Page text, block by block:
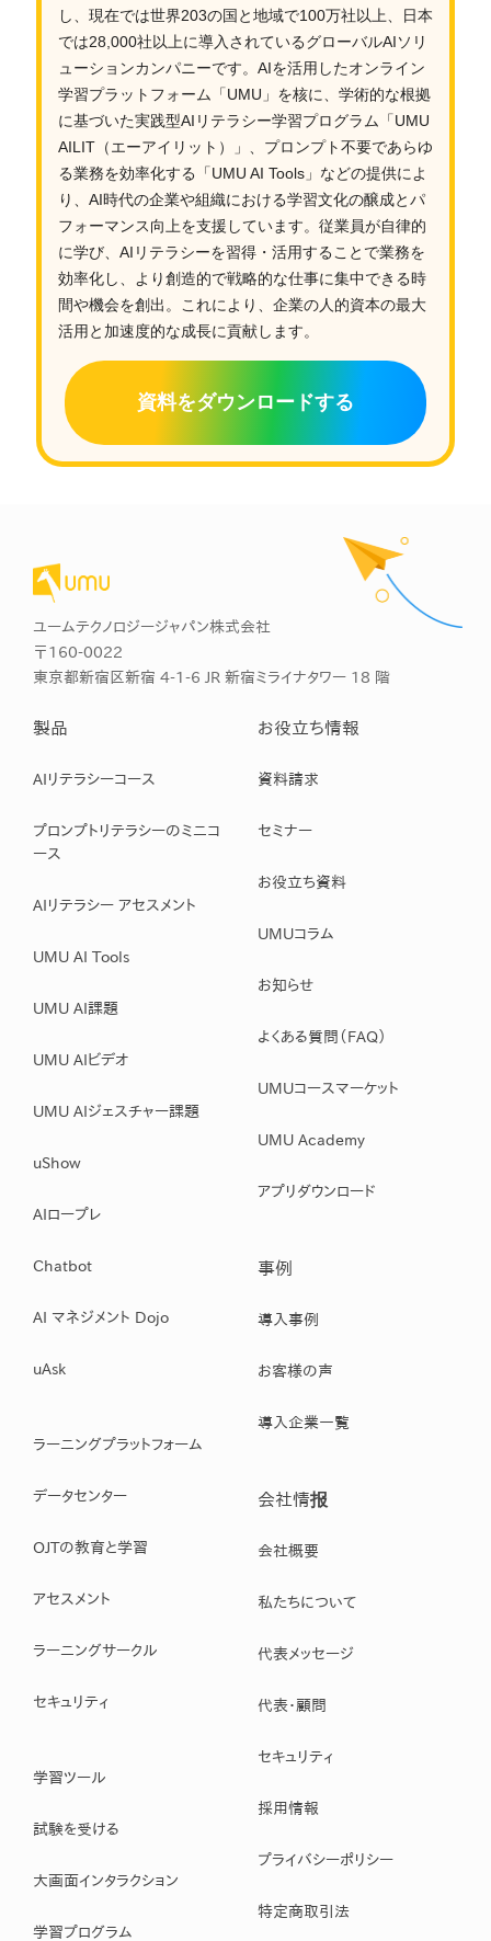
し、現在では世界203の国と地域で100万社以上、日本
では28,000社以上に導入されているグローバルAIソリ
ューションカンパニーです。AIを活用したオンライン
学習プラットフォーム「UMU」を核に、学術的な根拠
に基づいた実践型AIリテラシー学習プログラム「UMU
AILIT（エーアイリット）」、プロンプト不要であらゆ
る業務を効率化する「UMU AI Tools」などの提供によ
り、AI時代の企業や組織における学習文化の醸成とパ
フォーマンス向上を支援しています。従業員が自律的
に学び、AIリテラシーを習得・活用することで業務を
効率化し、より創造的で戦略的な仕事に集中できる時
間や機会を創出。これにより、企業の人的資本の最大
活用と加速度的な成長に貢献します。
資料をダウンロードする
ユームテクノロジージャパン株式会社
〒160-0022
東京都新宿区新宿 4-1-6 JR 新宿ミライナタワー 18 階
製品
AIリテラシーコース
プロンプトリテラシーのミニコ
ース
AIリテラシー アセスメント
UMU AI Tools
UMU AI課題
UMU AIビデオ
UMU AIジェスチャー課題
uShow
AIロープレ
Chatbot
AI マネジメント Dojo
uAsk
ラーニングプラットフォーム
データセンター
OJTの教育と学習
アセスメント
ラーニングサークル
セキュリティ
学習ツール
試験を受ける
大画面インタラクション
学習プログラム
お役立ち情報
資料請求
セミナー
お役立ち資料
UMUコラム
お知らせ
よくある質問（FAQ）
UMUコースマーケット
UMU Academy
アプリダウンロード
事例
導入事例
お客様の声
導入企業一覧
会社情报
会社概要
私たちについて
代表メッセージ
代表・顧問
セキュリティ
採用情報
プライバシーポリシー
特定商取引法